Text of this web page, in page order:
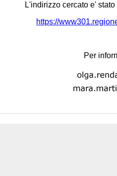
L'indirizzo cercato e'
https://
Per